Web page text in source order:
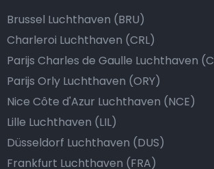
Brussel Luchthaven (BRU)
Charleroi Luchthaven (CRL)
Parijs Charles de Gaulle Luchthaven
Parijs Orly Luchthaven (ORY)
Nice Côte d'Azur Luchthaven (NCE)
Lille Luchthaven (LIL)
Düsseldorf Luchthaven (DUS)
Frankfurt Luchthaven (FRA)